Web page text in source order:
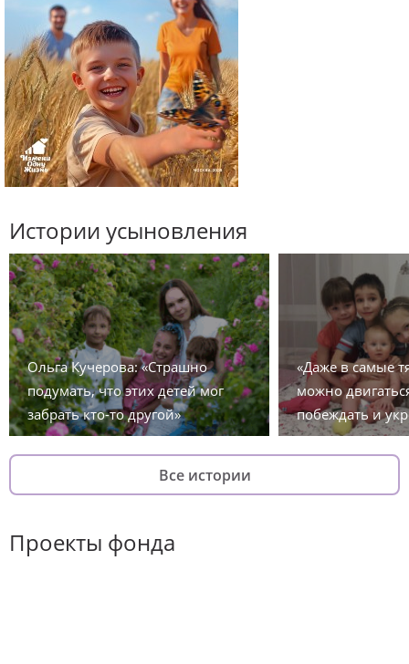
Истории усыновления
Ольга Кучерова: «Страшно
подумать, что этих детей мог
забрать кто-то другой»
«Даже в самые
можно
побеждать и
Все истории
Проекты фонда